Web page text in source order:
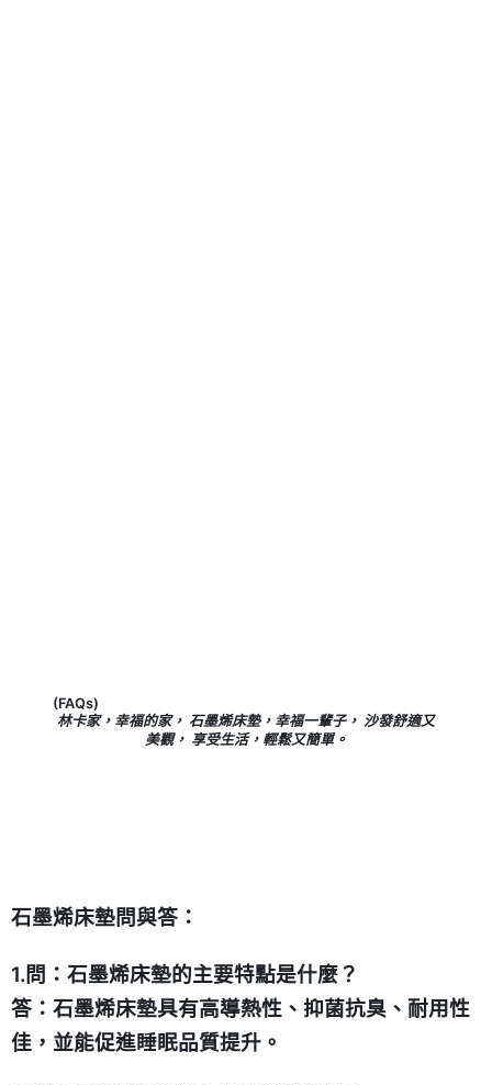
(FAQs)
林卡家，幸福的家， 石墨烯床墊，幸福一輩子， 沙發舒適又
美觀， 享受生活，輕鬆又簡單。
石墨烯床墊問與答：
1.問：石墨烯床墊的主要特點是什麼？
答：石墨烯床墊具有高導熱性、抑菌抗臭、耐用性
佳，並能促進睡眠品質提升。